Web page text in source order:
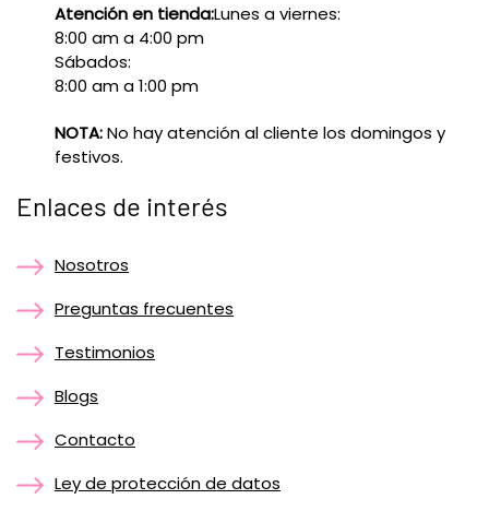
Atención en tienda:Lunes a viernes:
8:00 am a 4:00 pm
Sábados:
8:00 am a 1:00 pm
NOTA:No hay atención al cliente los domingos y
festivos.
Enlaces de interés
Nosotros
Preguntas frecuentes
Testimonios
Blogs
Contacto
Ley de protección de datos